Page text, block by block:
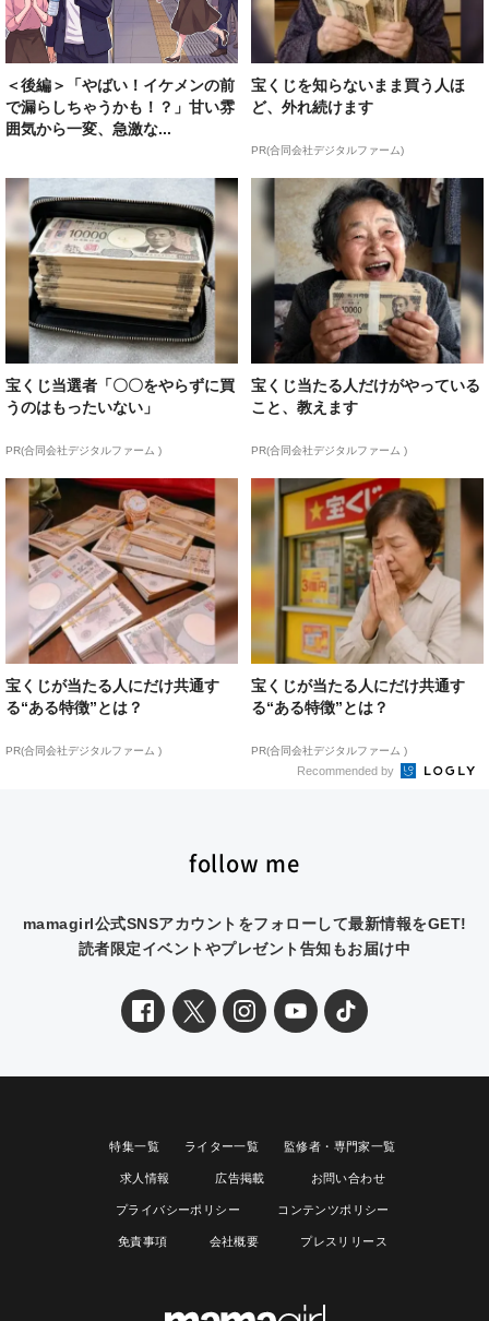
＜後編＞「やばい！イケメンの前
で漏らしちゃうかも！？」甘い雰
囲気から一変、急激な...
宝くじを知らないまま買う人ほ
ど、外れ続けます
PR(合同会社デジタルファーム)
宝くじ当選者「〇〇をやらずに買
うのはもったいない」
PR(合同会社デジタルファーム )
宝くじ当たる人だけがやっている
こと、教えます
PR(合同会社デジタルファーム )
宝くじが当たる人にだけ共通す
る“ある特徴”とは？
PR(合同会社デジタルファーム )
宝くじが当たる人にだけ共通す
る“ある特徴”とは？
PR(合同会社デジタルファーム )
Recommended by
follow me
mamagirl公式SNSアカウントをフォローして最新情報をGET!
読者限定イベントやプレゼント告知もお届け中
特集一覧 ライター一覧 監修者・専門家一覧
求人情報 広告掲載 お問い合わせ
プライバシーポリシー コンテンツポリシー
免責事項 会社概要 プレスリリース